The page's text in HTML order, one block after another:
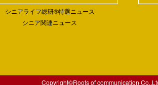
シニアライフ総研®特選ニュース
シニア関連ニュース
Copyright©Roots of communication